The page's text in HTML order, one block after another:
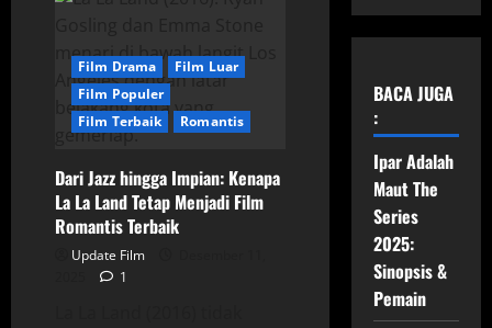
Film Drama
Film Luar
Film Populer
Film Terbaik
Romantis
Dari Jazz hingga Impian: Kenapa
La La Land Tetap Menjadi Film
Romantis Terbaik
Update Film
1
BACA JUGA
:
Ipar Adalah
Maut The
Series
2025:
Sinopsis &
Pemain